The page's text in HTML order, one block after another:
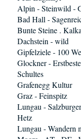
Alpin - Steinwild -
Bad Hall -
Bunte Steine .
Dachstein - wild
Gipfelziele - 100
Glockner -
Schultes
Grafenegg Kultur
Graz - Feinspitz
Lungau -
Hetz
Lungau - Wandern